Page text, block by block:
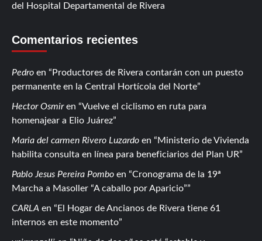
del Hospital Departamental de Rivera
Comentarios recientes
Pedro en
Productores de Rivera contarán con un puesto
permanente en la Central Hortícola del Norte
Hector Osmiren
Vuelve el ciclismo en ruta para
homenajear a Elio Juárez
Maria del carmen Rivero Luzardo en
Ministerio de Vivienda
habilita consulta en línea para beneficiarios del Plan UR
Pablo Jesus Pereira Pombo en
Cronograma de la 19ª
Marcha a Masoller “A caballo por Aparicio”
CARLA en
El Hogar de Ancianos de Rivera tiene 61
internos en este momento